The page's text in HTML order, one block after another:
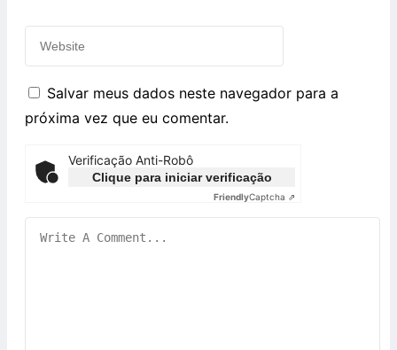
Salvar meus dados neste navegador para a
próxima vez que eu comentar.
Verificação Anti-Robô
Clique para iniciar verificação
FriendlyCaptcha ⇗